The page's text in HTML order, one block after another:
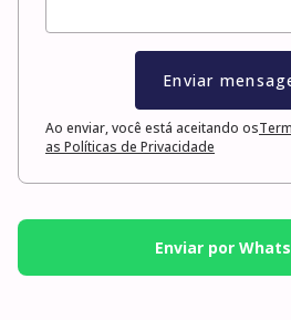
Enviar
Ao enviar, você está aceitando os
as Políticas de Privacidade
Enviar por